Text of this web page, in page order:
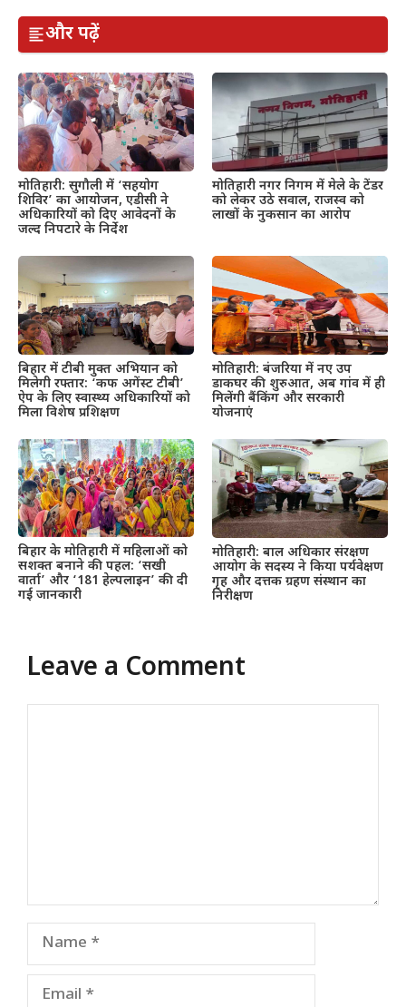
और पढ़ें
मोतिहारी: सुगौली में ‘सहयोग
शिविर’ का आयोजन, एडीसी ने
अधिकारियों को दिए आवेदनों के
जल्द निपटारे के निर्देश
मोतिहारी नगर निगम में मेले के टेंडर
को लेकर उठे सवाल, राजस्व को
लाखों के नुकसान का आरोप
बिहार में टीबी मुक्त अभियान को
मिलेगी रफ्तार: ‘कफ अगेंस्ट टीबी’
ऐप के लिए स्वास्थ्य अधिकारियों को
मिला विशेष प्रशिक्षण
मोतिहारी: बंजरिया में नए उप
डाकघर की शुरुआत, अब गांव में ही
मिलेंगी बैंकिंग और सरकारी
योजनाएं
बिहार के मोतिहारी में महिलाओं को
सशक्त बनाने की पहल: ‘सखी
वार्ता’ और ‘181 हेल्पलाइन’ की दी
गई जानकारी
मोतिहारी: बाल अधिकार संरक्षण
आयोग के सदस्य ने किया पर्यवेक्षण
गृह और दत्तक ग्रहण संस्थान का
निरीक्षण
Leave a Comment
Name
Email